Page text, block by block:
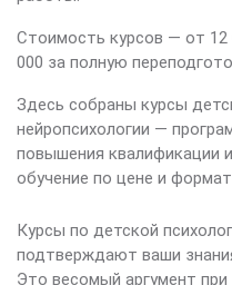
Стоимость курсов — от 12
000 за полную
Здесь собраны курсы
нейропсихологии —
повышения квалификации
обучение по цене и
Курсы по детской
подтверждают ваши
Это весомый аргумент